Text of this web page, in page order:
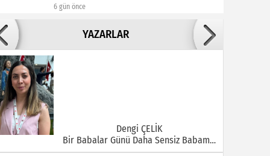
6 gün önce
YAZARLAR
Bu Şehrin Ortasında Çürüyen Bir Yapı Var
Dengi ÇELİK
Bir Babalar Günü Daha Sensiz Babam…